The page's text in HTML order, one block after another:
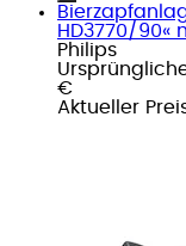
HD3770/90«
Philips
€
Aktueller